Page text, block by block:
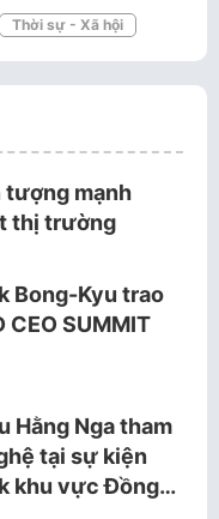
Thời sự - Xã hội
tượng mạnh
thị trường
Bong-Kyu trao
CEO SUMMIT
Hằng Nga tham
tại sự kiện
khu vực Đồng…